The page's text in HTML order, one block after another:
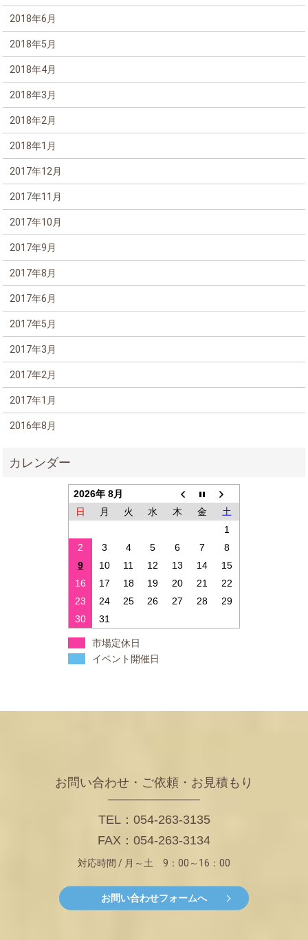
2018年6月
2018年5月
2018年4月
2018年3月
2018年2月
2018年1月
2017年12月
2017年11月
2017年10月
2017年9月
2017年8月
2017年6月
2017年5月
2017年3月
2017年2月
2017年1月
2016年8月
2026年 8月
日
月 火 水 木 金
土
1
2
3 4 5 6 7
8
9
10 11 12 13 14
15
16
17 18 19 20 21
22
23
24 25 26 27 28
29
30
31
市場定休日
イベント開催日
お問い合わせ・ご依頼・お見積もり
TEL：054-263-3135
FAX：054-263-3134
対応時間 / 月～土 9：00～16：00
お問い合わせフォームへ